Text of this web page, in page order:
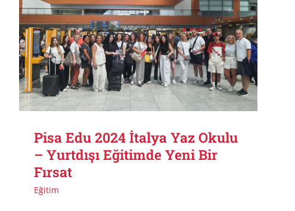
Pisa Edu 2024 İtalya Yaz Okulu
– Yurtdışı Eğitimde Yeni Bir
Fırsat
Eğitim